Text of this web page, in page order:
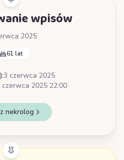
wpisów
2025
61 lat
3 czerwca 2025
czerwca 2025 22:00
nekrolog